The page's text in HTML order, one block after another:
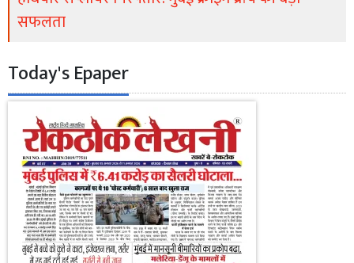
सफलता
Today's Epaper